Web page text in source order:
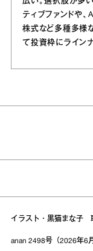
ティブファンドや
株式など多種多様
て投資枠にライン
イラスト・黒猫まな子
anan 2498号（2026年6